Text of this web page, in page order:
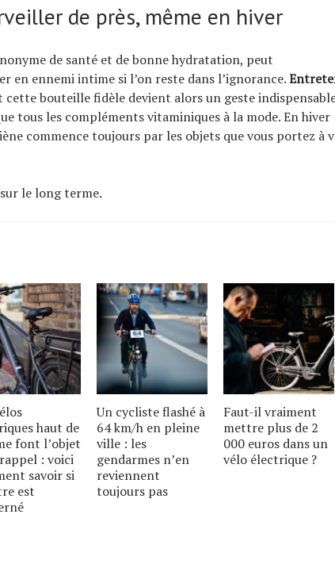
de près, même en hiver
de santé et de bonne hydratation, peut
en ennemi intime si l’on reste dans l’ignorance.
bouteille fidèle devient alors un geste
tous les compléments vitaminiques à la mode. En hiver
commence toujours par les objets que vous portez à
le long terme.
haut de
font lʼobjet
: voici
savoir si
est
Un cycliste flashé à
64 km/h en pleine
ville : les
gendarmes nʼen
reviennent
toujours pas
Faut-il vraiment
mettre plus de 2
000 euros dans un
vélo électrique ?